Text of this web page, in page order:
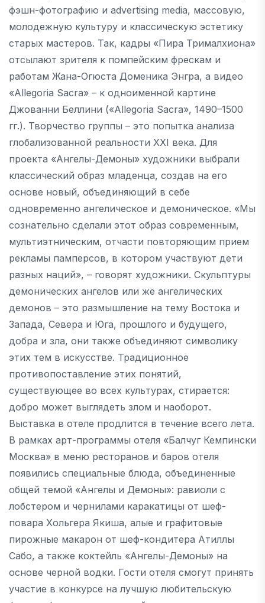
фэшн-фотографию и advertising media, массовую,
молодежную культуру и классическую эстетику
старых мастеров. Так, кадры «Пира Трималхиона»
отсылают зрителя к помпейским фрескам и
работам Жана-Огюста Доменика Энгра, а видео
«Allegoria Sacra» – к одноименной картине
Джованни Беллини («Allegoria Sacra», 1490–1500
гг.). Творчество группы – это попытка анализа
глобализованной реальности XXI века. Для
проекта «Ангелы-Демоны» художники выбрали
классический образ младенца, создав на его
основе новый, объединяющий в себе
одновременно ангелическое и демоническое. «Мы
сознательно сделали этот образ современным,
мультиэтническим, отчасти повторяющим прием
рекламы памперсов, в котором участвуют дети
разных наций», – говорят художники. Скульптуры
демонических ангелов или же ангелических
демонов – это размышление на тему Востока и
Запада, Севера и Юга, прошлого и будущего,
добра и зла, они также объединяют символику
этих тем в искусстве. Традиционное
противопоставление этих понятий,
существующее во всех культурах, стирается:
добро может выглядеть злом и наоборот.
Выставка в отеле продлится в течение всего лета.
В рамках арт-программы отеля «Балчуг Кемпински
Москва» в меню ресторанов и баров отеля
появились специальные блюда, объединенные
общей темой «Ангелы и Демоны»: равиоли с
лобстером и чернилами каракатицы от шеф-
повара Хольгера Якиша, алые и графитовые
пирожные макарон от шеф-кондитера Атиллы
Сабо, а также коктейль «Ангелы-Демоны» на
основе черной водки. Гости отеля смогут принять
участие в конкурсе на лучшую любительскую